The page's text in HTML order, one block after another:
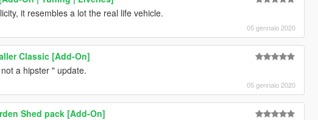
it resembles a lot the real life vehicle.
05 gennaio 2020
Classic [Add-On]
a hipster " update.
05 gennaio 2020
Shed pack [Add-On]